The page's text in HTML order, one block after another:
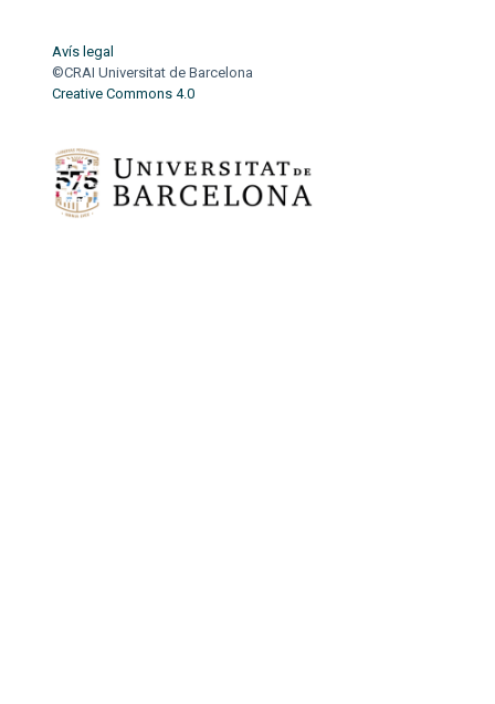
Avís legal
©CRAI Universitat de Barcelona
Creative Commons 4.0